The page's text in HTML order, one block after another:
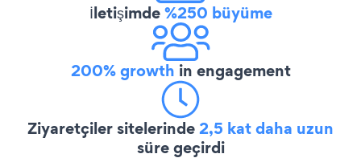
İletişimde%250 büyüme
200% growth in engagement
Ziyaretçiler sitelerinde2,5 kat daha uzun
süre geçirdi